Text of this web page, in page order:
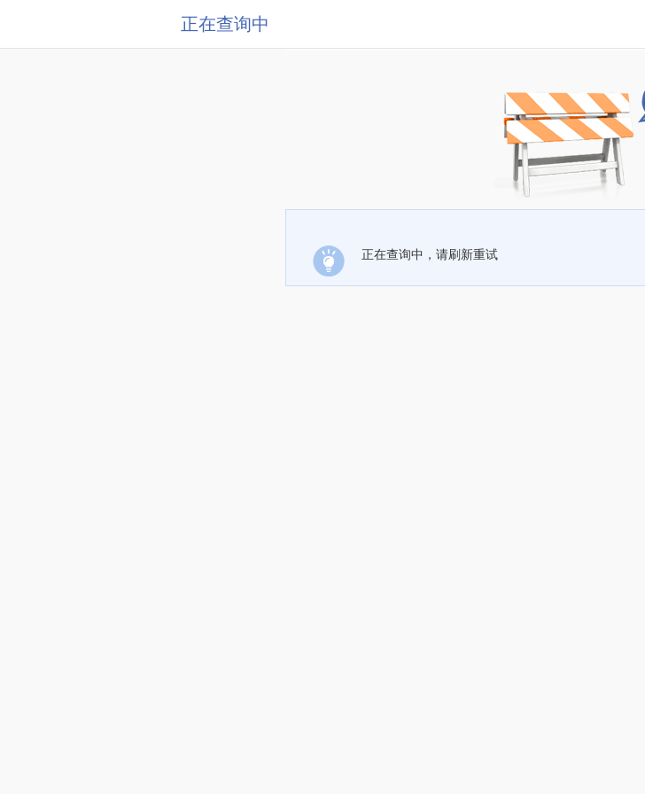
正在查询中
正在查询中，请刷新重试